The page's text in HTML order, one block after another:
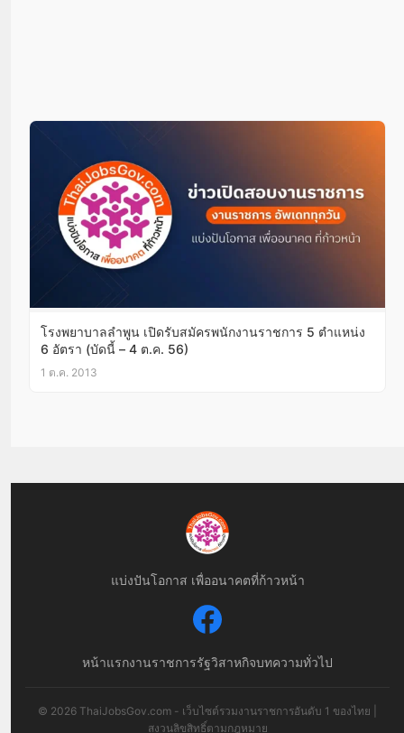
โรงพยาบาลลำพูน เปิดรับสมัครพนักงานราชการ 5 ตำแหน่ง
6 อัตรา (บัดนี้ – 4 ต.ค. 56)
1 ต.ค. 2013
แบ่งปันโอกาส เพื่ออนาคตที่ก้าวหน้า
หน้าแรกงานราชการรัฐวิสาหกิจบทความทั่วไป
© 2026 ThaiJobsGov.com - เว็บไซต์รวมงานราชการอันดับ 1 ของไทย |
สงวนลิขสิทธิ์ตามกฎหมาย